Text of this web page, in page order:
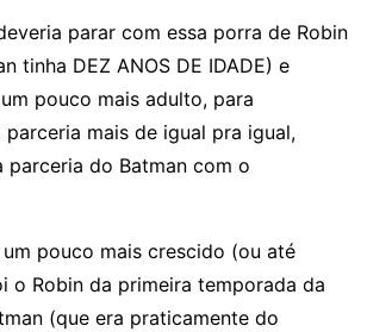
parar com essa porra de Robin
tinha DEZ ANOS DE IDADE) e
pouco mais adulto, para
parceria mais de igual pra igual,
do Batman com o
pouco mais crescido (ou até
o Robin da primeira temporada da
(que era praticamente do